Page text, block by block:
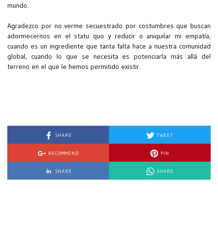
mundo.
Agradezco por no verme secuestrado por costumbres que buscan
adormecernos en el statu quo y reducir o aniquilar mi empatía,
cuando es un ingrediente que tanta falta hace a nuestra comunidad
global, cuando lo que se necesita es potenciarla más allá del
terreno en el que le hemos permitido existir.
SHARE TWEET
RECOMMEND PIN
SHARE SHARE